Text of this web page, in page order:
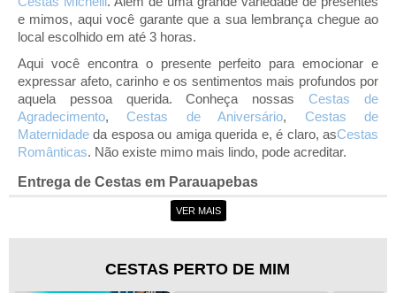
e mimos, aqui você garante que a sua lembrança chegue ao
local escolhido em até 3 horas.
Aqui você encontra o presente perfeito para emocionar e
expressar afeto, carinho e os sentimentos mais profundos por
aquela pessoa querida. Conheça nossasCestas de
Agradecimento,Cestas de Aniversário, Cestas de
Maternidade da esposa ou amiga querida e, é claro, asCestas
Românticas. Não existe mimo mais lindo, pode acreditar.
Entrega de Cestas em Parauapebas
Agora que você já descobriu a entrega de cestas em
Dia dos Namorados,Natal,Dia das Crianças
VER MAIS
CESTAS PERTO DE MIM